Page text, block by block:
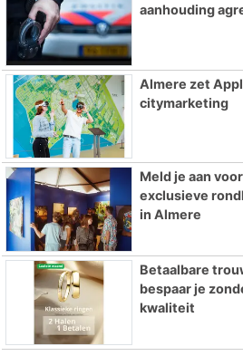
aanhouding
Almere zet
citymarketing
Meld je aan
exclusieve
in Almere
Betaalbare
bespaar je
kwaliteit